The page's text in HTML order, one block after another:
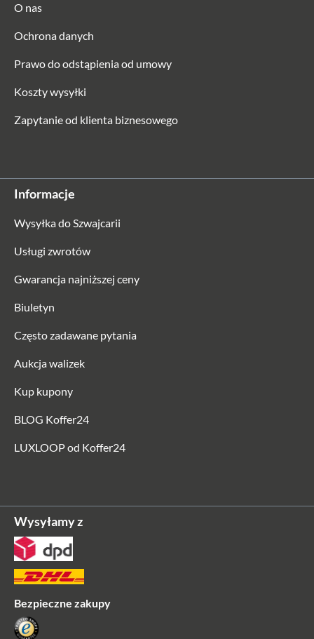
O nas
Ochrona danych
Prawo do odstąpienia od umowy
Koszty wysyłki
Zapytanie od klienta biznesowego
Informacje
Wysyłka do Szwajcarii
Usługi zwrotów
Gwarancja najniższej ceny
Biuletyn
Często zadawane pytania
Aukcja walizek
Kup kupony
BLOG Koffer24
LUXLOOP od Koffer24
Wysyłamy z
Bezpieczne zakupy